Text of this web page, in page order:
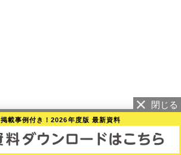
掲載事例付き！2026年度版 最新資料